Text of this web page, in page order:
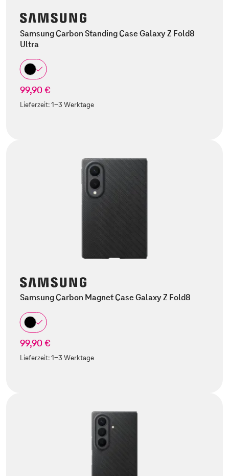
Samsung Carbon Standing Case Galaxy Z Fold8
Ultra
99,90 €
Lieferzeit:1-3 Werktage
Samsung Carbon Magnet Case Galaxy Z Fold8
99,90 €
Lieferzeit:1-3 Werktage